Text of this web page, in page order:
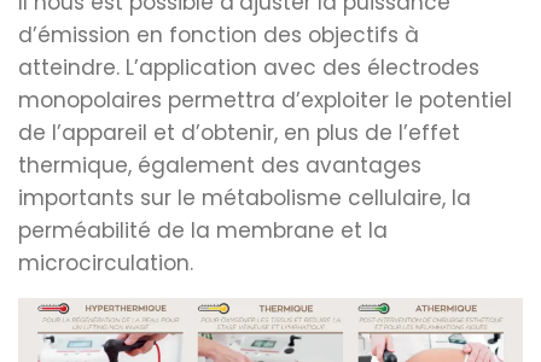
d’émission en fonction des objectifs à
atteindre. L’application avec des électrodes
monopolaires permettra d’exploiter le potentiel
de l’appareil et d’obtenir, en plus de l’effet
thermique, également des avantages
importants sur le métabolisme cellulaire, la
perméabilité de la membrane et la
microcirculation.